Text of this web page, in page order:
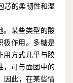
芯的柔韧性和湿
。某些类型的酸
极作用。多糖是
用方式几乎与胶
，可与面团中的
因此，在某些情